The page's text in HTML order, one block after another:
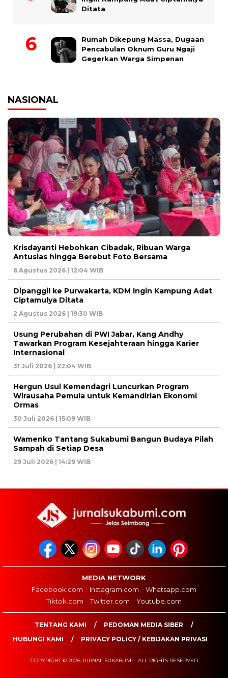
Ditata
Rumah Dikepung Massa, Dugaan
Pencabulan Oknum Guru Ngaji
Gegerkan Warga Simpenan
NASIONAL
Krisdayanti Hebohkan Cibadak, Ribuan Warga
Antusias hingga Berebut Foto Bersama
6 Agustus 2026 | 12:04 WIB
Dipanggil ke Purwakarta, KDM Ingin Kampung Adat
Ciptamulya Ditata
2 Agustus 2026 | 19:30 WIB
Usung Perubahan di PWI Jabar, Kang Andhy
Tawarkan Program Kesejahteraan hingga Karier
Internasional
31 Juli 2026 | 22:04 WIB
Hergun Usul Kemendagri Luncurkan Program
Wirausaha Pemula untuk Kemandirian Ekonomi
Ormas
30 Juli 2026 | 15:09 WIB
Wamenko Tantang Sukabumi Bangun Budaya Pilah
Sampah di Setiap Desa
29 Juli 2026 | 14:29 WIB
MEDIA NETWORK
Facebook.com
Instagram.com
Whatsapp.com
Tiktok.com
Twitter.com Youtube.com
TENTANG KAMI
PEDOMAN MEDIA SIBER
HUBUNGI KAMI
PRIVACY POLICY / KEBIJAKAN PRIVASI
COPYRIGHT © 2026 JURNAL SUKABUMI - ALL RIGHTS RESERVED